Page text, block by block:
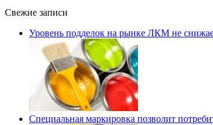
Свежие записи
Уровень подделок на рынке ЛКМ не
Специальная маркировка позволит